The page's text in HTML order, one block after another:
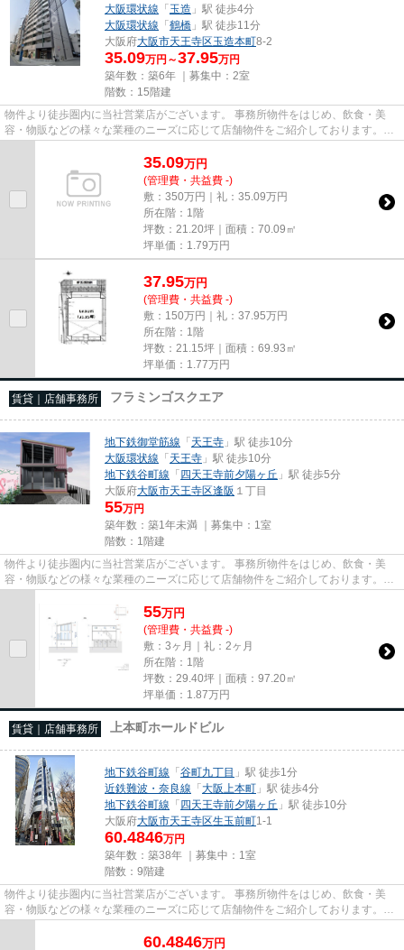
大阪環状線 「玉造 」駅 徒歩4分
大阪環状線 「鶴橋 」駅 徒歩11分
大阪府大阪市天王寺区玉造本町8-2
35.09万円～37.95万円
築年数：築6年 ｜募集中： 2室
階数：15階建
物件より徒歩圏内に当社営業店がございます。 事務所物件をはじめ、飲食・美
容・物販などの様々な業種のニーズに応じて店舗物件をご紹介しております。
尚、弊社ではおとり広告は一切...
35.09万円
(管理費・共益費 -)
敷：350万円｜礼：35.09万円
所在階：1階
坪数：21.20坪｜面積：70.09㎡
坪単価： 1.79万円
37.95万円
(管理費・共益費 -)
敷：150万円｜礼：37.95万円
所在階：1階
坪数：21.15坪｜面積：69.93㎡
坪単価： 1.77万円
賃貸｜店舗事務所 フラミンゴスクエア
地下鉄御堂筋線 「天王寺 」駅 徒歩10分
大阪環状線 「天王寺 」駅 徒歩10分
地下鉄谷町線 「四天王寺前夕陽ヶ丘 」駅 徒歩5分
大阪府大阪市天王寺区逢阪 １丁目
55万円
築年数：築1年未満 ｜募集中： 1室
階数：1階建
物件より徒歩圏内に当社営業店がございます。 事務所物件をはじめ、飲食・美
容・物販などの様々な業種のニーズに応じて店舗物件をご紹介しております。
尚、弊社ではおとり広告は一切...
55万円
(管理費・共益費 -)
敷：3ヶ月｜礼：2ヶ月
所在階：1階
坪数：29.40坪｜面積：97.20㎡
坪単価： 1.87万円
賃貸｜店舗事務所 上本町ホールドビル
地下鉄谷町線 「谷町九丁目 」駅 徒歩1分
近鉄難波・奈良線 「大阪上本町 」駅 徒歩4分
地下鉄谷町線 「四天王寺前夕陽ヶ丘 」駅 徒歩10分
大阪府大阪市天王寺区生玉前町1-1
60.4846万円
築年数：築38年 ｜募集中： 1室
階数：9階建
物件より徒歩圏内に当社営業店がございます。 事務所物件をはじめ、飲食・美
容・物販などの様々な業種のニーズに応じて店舗物件をご紹介しております。
尚、弊社ではおとり広告は一切...
60.4846万円